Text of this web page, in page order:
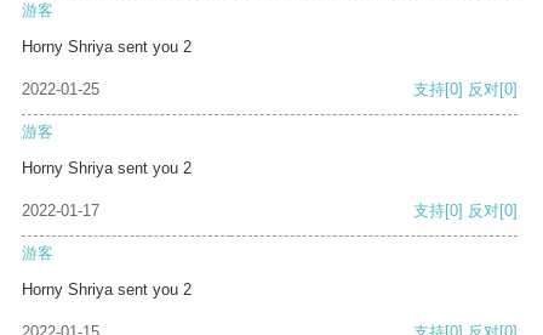
游客
Horny Shriya sent you 2
2022-01-25 支持[0] 反对[0]
游客
Horny Shriya sent you 2
2022-01-17 支持[0] 反对[0]
游客
Horny Shriya sent you 2